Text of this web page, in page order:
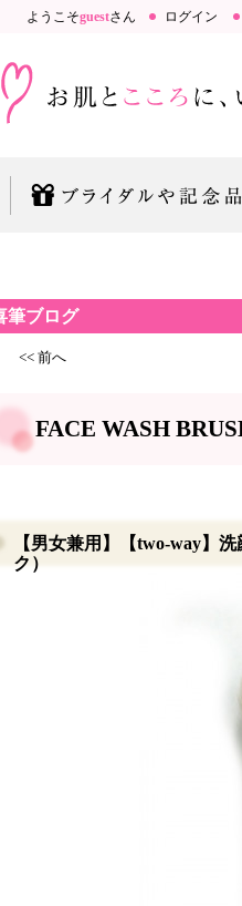
ログイン
ようこそguestさん
筆ブログ
<< 前へ
FACE WASH
【男女兼用】【two-way】
ク）